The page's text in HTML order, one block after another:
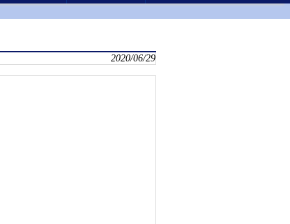
2020/06/29